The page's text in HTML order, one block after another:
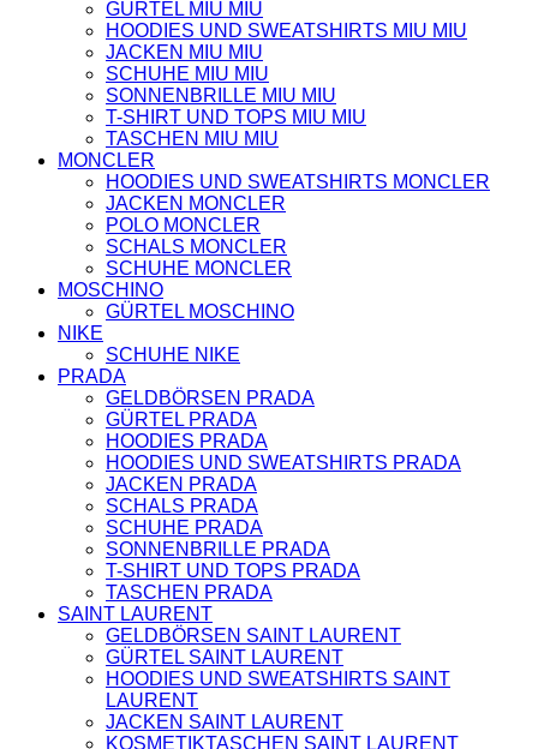
GÜRTEL MIU MIU
HOODIES UND SWEATSHIRTS MIU MIU
JACKEN MIU MIU
SCHUHE MIU MIU
SONNENBRILLE MIU MIU
T-SHIRT UND TOPS MIU MIU
TASCHEN MIU MIU
MONCLER
HOODIES UND SWEATSHIRTS MONCLER
JACKEN MONCLER
POLO MONCLER
SCHALS MONCLER
SCHUHE MONCLER
MOSCHINO
GÜRTEL MOSCHINO
NIKE
SCHUHE NIKE
PRADA
GELDBÖRSEN PRADA
GÜRTEL PRADA
HOODIES PRADA
HOODIES UND SWEATSHIRTS PRADA
JACKEN PRADA
SCHALS PRADA
SCHUHE PRADA
SONNENBRILLE PRADA
T-SHIRT UND TOPS PRADA
TASCHEN PRADA
SAINT LAURENT
GELDBÖRSEN SAINT LAURENT
GÜRTEL SAINT LAURENT
HOODIES UND SWEATSHIRTS SAINT
LAURENT
JACKEN SAINT LAURENT
KOSMETIKTASCHEN SAINT LAURENT